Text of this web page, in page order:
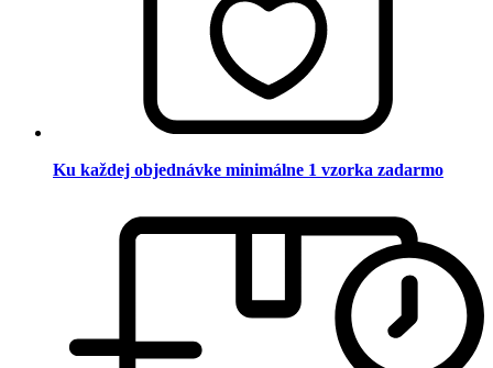
Ku každej objednávke minimálne 1 vzorka zadarmo